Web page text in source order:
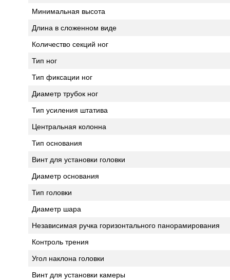
Минимальная высота
Длина в сложенном виде
Количество секций ног
Тип ног
Тип фиксации ног
Диаметр трубок ног
Тип усиления штатива
Центральная колонна
Тип основания
Винт для установки головки
Диаметр основания
Тип головки
Диаметр шара
Независимая ручка горизонтального панорамирования
Контроль трения
Угол наклона головки
Винт для установки камеры